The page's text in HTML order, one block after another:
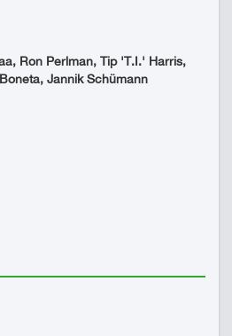
Ron Perlman, Tip 'T.I.' Harris,
Jannik Schümann